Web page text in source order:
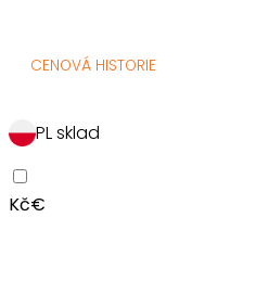
CENOVÁ HISTORIE
PL sklad
Kč€